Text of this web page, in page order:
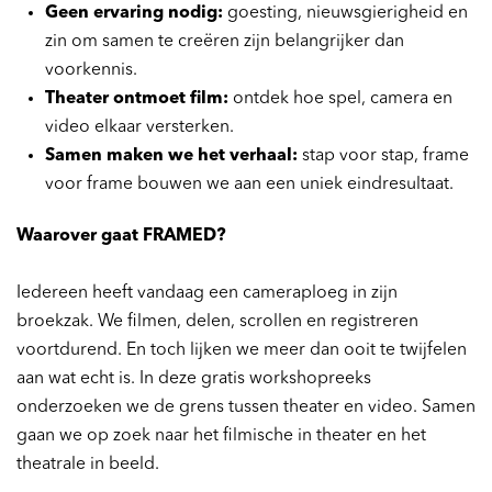
Geen ervaring nodig: goesting, nieuwsgierigheid en
zin om samen te creëren zijn belangrijker dan
voorkennis.
Theater ontmoet film: ontdek hoe spel, camera en
video elkaar versterken.
Samen maken we het verhaal: stap voor stap, frame
voor frame bouwen we aan een uniek eindresultaat.
Waarover gaat FRAMED?
Iedereen heeft vandaag een cameraploeg in zijn
broekzak. We filmen, delen, scrollen en registreren
voortdurend. En toch lijken we meer dan ooit te twijfelen
aan wat echt is. In deze gratis workshopreeks
onderzoeken we de grens tussen theater en video. Samen
gaan we op zoek naar het filmische in theater en het
theatrale in beeld.